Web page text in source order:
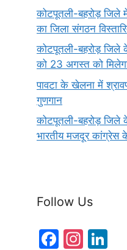
कोटपूतली-बहरोड़ जिले
का जिला संगठन
कोटपूतली-बहरोड़ जिले
को 23 अगस्त को मिलेगा
पावटा के खेलना में
गुणगान
कोटपूतली-बहरोड़
भारतीय मजदूर कांग्रेस
Follow Us
F
In